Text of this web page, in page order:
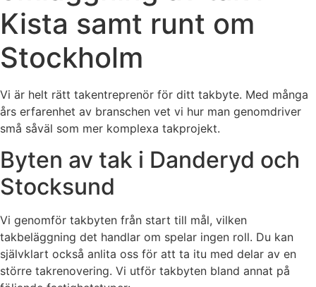
Kista samt runt om
Stockholm
Vi är helt rätt takentreprenör för ditt takbyte. Med många
års erfarenhet av branschen vet vi hur man genomdriver
små såväl som mer komplexa takprojekt.
Byten av tak i Danderyd och
Stocksund
Vi genomför takbyten från start till mål, vilken
takbeläggning det handlar om spelar ingen roll. Du kan
självklart också anlita oss för att ta itu med delar av en
större takrenovering. Vi utför takbyten bland annat på